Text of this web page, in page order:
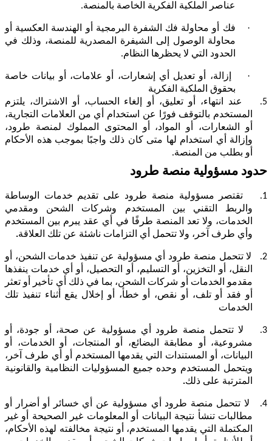
عناصر الملكية الفكرية الخاصة بالمنصة.
·
فك أو محاولة فك الشفرة البرمجية أو الهندسة العكسية أو
محاولة الوصول إلى الشيفرة المصدرية للمنصة، وذلك في
الحدود التي لا يحظرها النظام.
·
إزالة، أو تعديل أي إشعارات، أو علامات، أو بيانات خاصة
بحقوق الملكية الفكرية
5.
عند انتهاء، أو تعليق، أو إلغاء الحساب، أو الاشتراك، يلتزم
المستخدم بالتوقف فورًا عن استخدام أي من العلامات التجارية،
أو الشعارات، أو المواد، أو المحتوى المملوك لمنصة طرود،
وإزالة أي استخدام لها متى كان ذلك واجبًا بموجب هذه الأحكام
أو بطلب من المنصة.
حدود مسؤولية منصة طرود
1.
تقتصر مسؤولية منصة طرود على تقديم خدمات الوساطة
والربط التقني بين المستخدم وشركات الشحن ومقدمي
الخدمات، ولا تعد المنصة طرفًا في أي عقد يبرم بين المستخدم
وأي طرف آخر، ولا تتحمل أي التزامات ناشئة عن تلك العلاقة.
2. ل ا تتحمل منصة طرود أي مسؤولية عن تنفيذ خدمات الشحن، أو
النقل، أو التخزين، أو التسليم، أو التحصيل، أو أي خدمات ينفذها
مقدمو الخدمات أو شركات الشحن، بما في ذلك أي تأخير أو تعثر
أو فقد أو تلف، أو نقص، أو خطأ، أو إخلال يقع أثناء تنفيذ تلك
الخدمات
3.
لا تتحمل منصة طرود أي مسؤولية عن صحة، أو جودة، أو
مشروعية، أو مطابقة البضائع، أو المنتجات، أو الخدمات، أو
البيانات، أو المستندات التي يقدمها المستخدم أو أي طرف آخر،
ويتحمل المستخدم وحده جميع المسؤوليات النظامية والقانونية
المترتبة على ذلك.
4.
لا تتحمل منصة طرود أي مسؤولية عن أي خسائر أو أضرار أو
مطالبات تنشأ نتيجة البيانات أو المعلومات غير الصحيحة أو غير
المكتملة التي يقدمها المستخدم، أو نتيجة مخالفته لهذه الأحكام،